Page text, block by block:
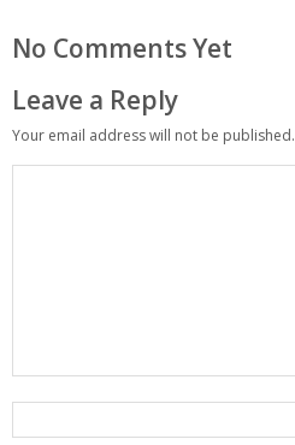
No Comments Yet
Leave a Reply
Your email address will not be published.